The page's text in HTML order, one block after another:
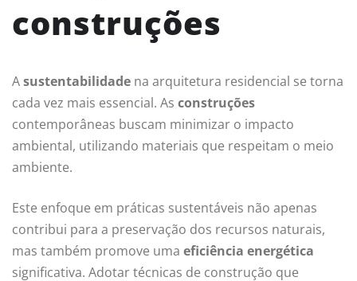
construções
Asustentabilidade na arquitetura residencial se torna
cada vez mais essencial. As construções
contemporâneas buscam minimizar o impacto
ambiental, utilizando materiais que respeitam o meio
ambiente.
Este enfoque em práticas sustentáveis não apenas
contribui para a preservação dos recursos naturais,
mas também promove uma eficiência energética
significativa. Adotar técnicas de construção que